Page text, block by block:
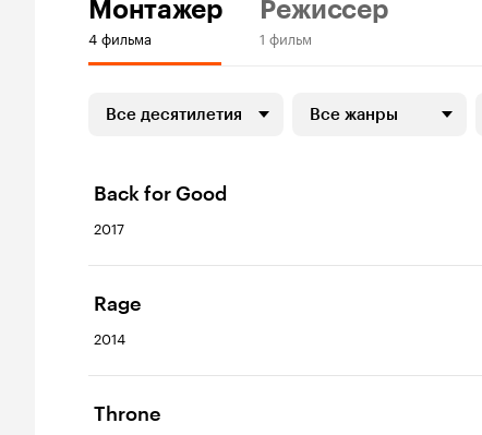
Монтажер
4 фильма
Режиссер
1 фильм
Все десятилетия Все жанры
Back for Good
2017
Rage
2014
Throne